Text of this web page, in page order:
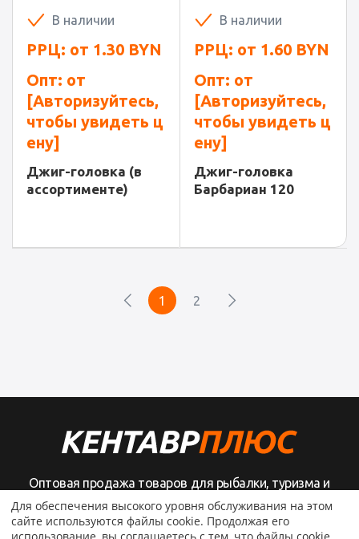
В наличии
РРЦ: от 1.30 BYN
Опт: от
[Авторизуйтесь,
чтобы увидеть ц
ену]
Джиг-головка (в
ассортименте)
В наличии
РРЦ: от 1.60 BYN
Опт: от
[Авторизуйтесь,
чтобы увидеть ц
ену]
Джиг-головка
Барбариан 120
1 2
Оптовая продажа товаров для рыбалки, туризма и
Для обеспечения высокого уровня обслуживания на этом
сайте используются файлы cookie. Продолжая его